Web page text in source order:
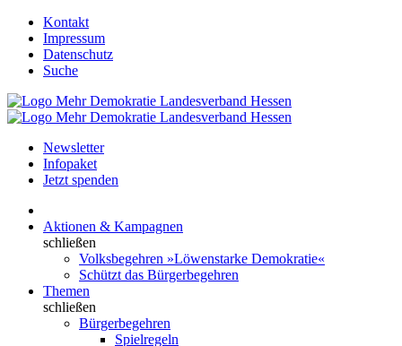
Kontakt
Impressum
Datenschutz
Suche
Newsletter
Infopaket
Jetzt spenden
Aktionen & Kampagnen
schließen
Volksbegehren »Löwenstarke Demokratie«
Schützt das Bürgerbegehren
Themen
schließen
Bürgerbegehren
Spielregeln